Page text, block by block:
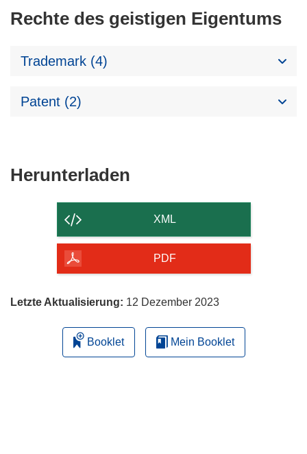
Rechte des geistigen Eigentums
Trademark (4)
Patent (2)
Herunterladen
der
Seite
herunterladen
XML
PDF
Letzte Aktualisierung: 12 Dezember 2023
Booklet Mein Booklet